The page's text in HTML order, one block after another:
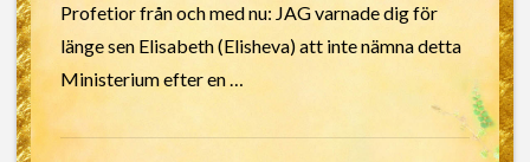
Profetior från och med nu: JAG varnade dig för
länge sen Elisabeth (Elisheva) att inte nämna detta
Ministerium efter en …